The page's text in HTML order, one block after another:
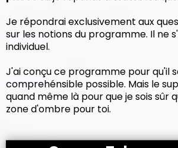
Je répondrai exclusivement aux
sur les notions du programme. Il ne
individuel.
J'ai conçu ce programme pour qu'il
comprehénsible possible. Mais le
quand même là pour que je sois sûr
zone d'ombre pour toi.